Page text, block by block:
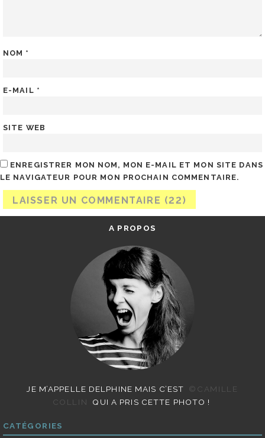
NOM *
E-MAIL *
SITE WEB
ENREGISTRER MON NOM, MON E-MAIL ET MON SITE DANS
LE NAVIGATEUR POUR MON PROCHAIN COMMENTAIRE.
A PROPOS
JE M’APPELLE DELPHINE MAIS C’EST
©CAMILLE
COLLIN
QUI A PRIS CETTE PHOTO !
CATÉGORIES